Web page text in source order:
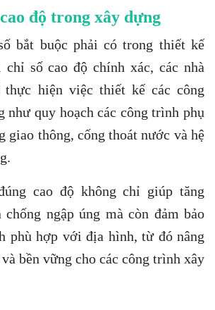
độ trong xây dựng
bắt buộc phải có trong thiết kế
số cao độ chính xác, các nhà
hiện việc thiết kế các công
như quy hoạch các công trình phụ
giao thông, cống thoát nước và hệ
cao độ không chỉ giúp tăng
chống ngập úng mà còn đảm bảo
phù hợp với địa hình, từ đó nâng
bền vững cho các công trình xây